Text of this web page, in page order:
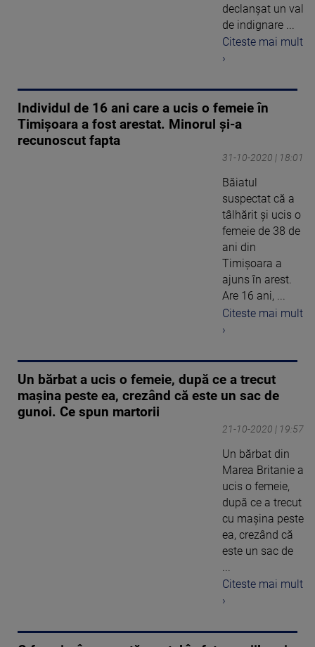
declanșat un val
de indignare ...
Citeste mai mult
›
Individul de 16 ani care a ucis o femeie în
Timișoara a fost arestat. Minorul și-a
recunoscut fapta
31-10-2020 | 18:01
Băiatul
suspectat că a
tâlhărit şi ucis o
femeie de 38 de
ani din
Timişoara a
ajuns în arest.
Are 16 ani, ...
Citeste mai mult
›
Un bărbat a ucis o femeie, după ce a trecut
mașina peste ea, crezând că este un sac de
gunoi. Ce spun martorii
21-10-2020 | 19:57
Un bărbat din
Marea Britanie a
ucis o femeie,
după ce a trecut
cu mașina peste
ea, crezând că
este un sac de
Citeste mai mult
›